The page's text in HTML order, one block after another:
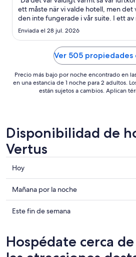
del
16
al
17
ago
ett måste när vi valde hotell, men det
den inte fungerade i vår suite. I ett
fungerade den inte alls och i barnens
den knappt alls och lät väldigt mycket.
klagade så framkom det att det var
Enviada el 28 jul. 2026
Ver 505 propiedades
Precio más bajo por noche encontrado en
en una estancia de 1 noche para 2 adultos.
están sujetos a cambios. Aplican
Disponibilidad de
Vertus
Consultar
precios
en
Vertus
para
ago
Hoy
Consultar
precios
en
mañana
Mañana por la noche
Consultar
Vertus
para
Este fin de semana
Hospédate cerca